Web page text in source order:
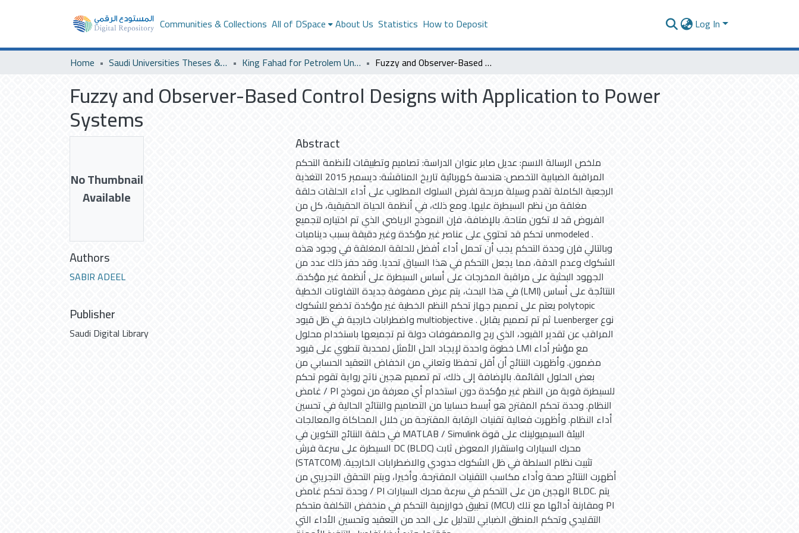
Communities & Collections All of DSpace About Us Statistics How to Deposit Log In
Home Saudi Universities Theses & Dissertations King Fahad for Petrolem University Fuzzy and Observer-Based Control Designs with Application to Power Systems
Fuzzy and Observer-Based Control Designs with Application to Power
Systems
No Thumbnail
Available
Authors
SABIR ADEEL
Publisher
Saudi Digital Library
Abstract
ملخص الرسالة الاسم: عديل صابر عنوان الدراسة: تصاميم وتطبيقات لأنظمة التحكم
المراقبة الضبابية التخصص: هندسة كهربائية تاريخ المناقشة: ديسمبر 2015 التغذية
الرجعية الكاملة تقدم وسيلة مريحة لفرض السلوك المطلوب على أداء الحلقات حلقة
مغلقة من نظم السيطرة عليها. ومع ذلك، في أنظمة الحياة الحقيقية، كل من
الفروض قد لا تكون متاحة. بالإضافة، فإن النموذج الرياضي الذي تم اختياره لتجميع
تحكم قد تحتوي على عناصر غير مؤكدة وغير دقيقة بسبب ديناميات unmodeled .
وبالتالي فإن وحدة التحكم يجب أن تحمل أداء أفضل للحلقة المغلقة في وجود هذه
الشكوك وعدم الدقة، مما يجعل التحكم في هذا السياق تحديا. وقد حفز ذلك عدد من
الجهود البحثية على مراقبة المخرجات على أساس السيطرة على أنظمة غير مؤكدة.
في هذا البحث، يتم عرض مصفوفة جديدة التفاوتات الخطية (LMI) النتائجة على أساس
يعتم على تصميم جهاز تحكم النظم الخطية غير مؤكدة تخضع للشكوك polytopic
واضطرابات خارجية في ظل قيود multiobjective . ثم تم تصميم يقابل Luenberger نوع
المراقب عن تقدير القيود، الذي ربح والمصفوفات دولة تم تجميعها باستخدام محلول
خطوة واحدة لإيجاد الحل الأمثل لمحدبة تنطوي على قيود LMI مع مؤشر أداء
مضمون. وأظهرت النتائج أن أقل تحفظا وتعاني من انخفاض التعقيد الحسابي من
بعض الحلول القائمة. بالإضافة إلى ذلك، تم تصميم هجين ناتج رواية تقوم تحكم
غامض / PI للسيطرة قوية من النظم غير مؤكدة دون استخدام أي معرفة من نموذج
النظام. وحدة تحكم المقترح هو أبسط حسابيا من التصاميم والنتائج الحالية في تحسين
أداء النظام. وأظهرت فعالية تقنيات الرقابة المقترحة من خلال المحاكاة والمعالجات
في حلقة النتائج التكوين في MATLAB / Simulink البيئة السيميولينك على قوة
السيطرة على سرعة فرش DC (BLDC) محرك السيارات واستقرار المعوض ثابت
(STATCOM) تثبيت نظام السلطة في ظل الشكوك حدودي والاضطرابات الخارجية.
أظهرت النتائج صحة وأداء مكاسب التقنيات المقترحة. وأخيرا، ويتم التحقق التجريبي من
وحدة تحكم غامض / PI الهجين من على التحكم في سرعة محرك السيارات BLDC. يتم
تطبيق خوارزمية التحكم في منخفض التكلفة متحكم (MCU) ومقارنة أدائها مع تلك PI
التقليدي وتحكم المنطق الضبابي للتدليل على الحد من التعقيد وتحسين الأداء التي